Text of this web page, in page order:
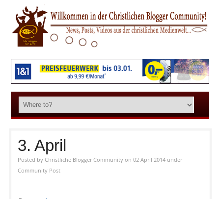
3. April
Posted by Christliche Blogger Community on 02 April 2014 under
Community Post